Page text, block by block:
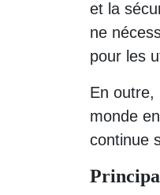
et la
ne
pour les
En outre,
monde
continue